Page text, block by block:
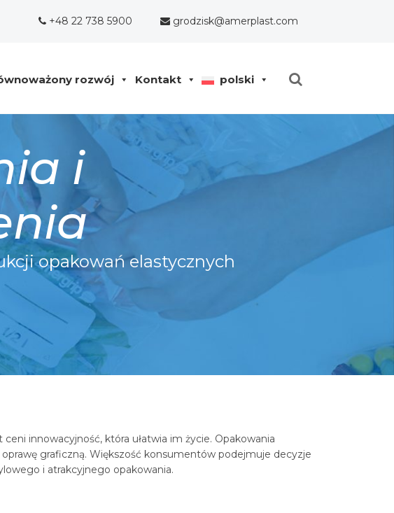
+48 22 738 5900 grodzisk@amerplast.com
rozwój Kontakt polski
i
opakowań elastycznych
innowacyjność, która ułatwia im życie. Opakowania
graficzną. Większość konsumentów podejmuje decyzje
i atrakcyjnego opakowania.